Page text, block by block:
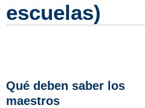
escuelas)
Qué deben saber los
maestros